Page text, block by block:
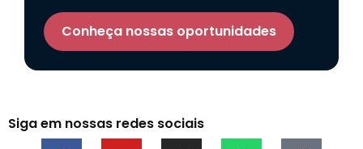
Conheça nossas oportunidades
Siga em nossas redes sociais